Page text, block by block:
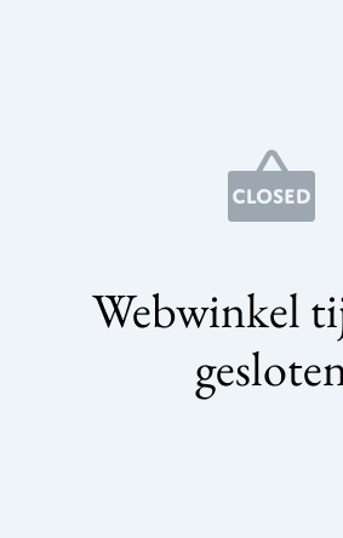
Webwinkel